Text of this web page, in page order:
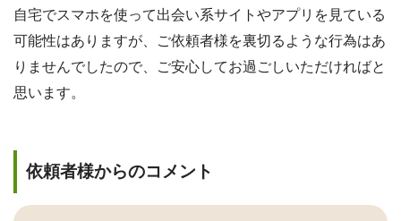
自宅でスマホを使って出会い系サイトやアプリを見ている
可能性はありますが、ご依頼者様を裏切るような行為はあ
りませんでしたので、ご安心してお過ごしいただければと
思います。
依頼者様からのコメント